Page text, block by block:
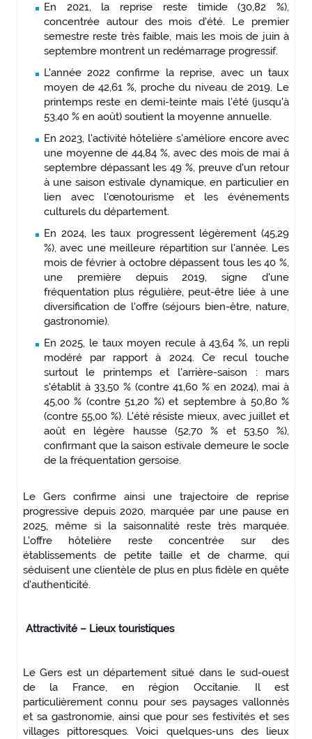
En 2021, la reprise reste timide (30,82 %),
concentrée autour des mois d'été. Le premier
semestre reste très faible, mais les mois de juin à
septembre montrent un redémarrage progressif.
L'année 2022 confirme la reprise, avec un taux
moyen de 42,61 %, proche du niveau de 2019. Le
printemps reste en demi-teinte mais l'été (jusqu'à
53,40 % en août) soutient la moyenne annuelle.
En 2023, l'activité hôtelière s'améliore encore avec
une moyenne de 44,84 %, avec des mois de mai à
septembre dépassant les 49 %, preuve d'un retour
à une saison estivale dynamique, en particulier en
lien avec l'œnotourisme et les événements
culturels du département.
En 2024, les taux progressent légèrement (45,29
%), avec une meilleure répartition sur l'année. Les
mois de février à octobre dépassent tous les 40 %,
une première depuis 2019, signe d'une
fréquentation plus régulière, peut-être liée à une
diversification de l'offre (séjours bien-être, nature,
gastronomie).
En 2025, le taux moyen recule à 43,64 %, un repli
modéré par rapport à 2024. Ce recul touche
surtout le printemps et l'arrière-saison : mars
s'établit à 33,50 % (contre 41,60 % en 2024), mai à
45,00 % (contre 51,20 %) et septembre à 50,80 %
(contre 55,00 %). L'été résiste mieux, avec juillet et
août en légère hausse (52,70 % et 53,50 %),
confirmant que la saison estivale demeure le socle
de la fréquentation gersoise.
Le Gers confirme ainsi une trajectoire de reprise
progressive depuis 2020, marquée par une pause en
2025, même si la saisonnalité reste très marquée.
L'offre hôtelière reste concentrée sur des
établissements de petite taille et de charme, qui
séduisent une clientèle de plus en plus fidèle en quête
d'authenticité.
Attractivité – Lieux touristiques
Le Gers est un département situé dans le sud-ouest
de la France, en région Occitanie. Il est
particulièrement connu pour ses paysages vallonnés
et sa gastronomie, ainsi que pour ses festivités et ses
villages pittoresques. Voici quelques-uns des lieux